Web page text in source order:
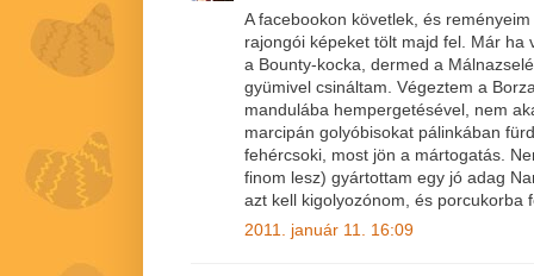
A facebookon követlek, és
rajongói képeket tölt majd fel. Már ha
a Bounty-kocka, dermed a
gyümivel csináltam. Végeztem a
mandulába hempergetésével, nem
marcipán golyóbisokat pálinkában
fehércsoki, most jön a mártogatás.
finom lesz) gyártottam egy jó adag
azt kell kigolyozónom, és porcukorba
2011. január 11. 16:09